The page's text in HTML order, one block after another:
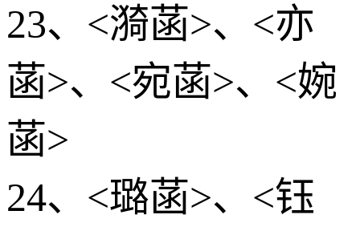
23、<漪菡>、<亦
菡>、<宛菡>、<婉
菡>
24、<璐菡>、<钰